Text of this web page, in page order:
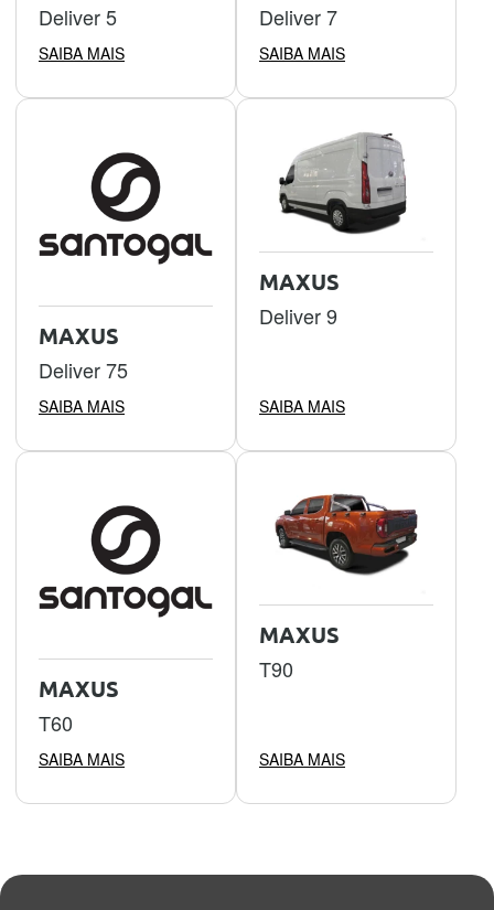
Deliver 5
SAIBA MAIS
Deliver 7
SAIBA MAIS
MAXUS
Deliver 75
SAIBA MAIS
MAXUS
Deliver 9
SAIBA MAIS
MAXUS
T60
SAIBA MAIS
MAXUS
T90
SAIBA MAIS